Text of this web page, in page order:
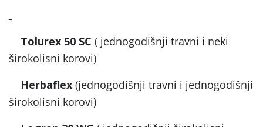
Tolurex 50 SC ( jednogodišnji travni i neki
širokolisni korovi)
Herbaflex (jednogodišnji travni i jednogodišnji
širokolisni korovi)